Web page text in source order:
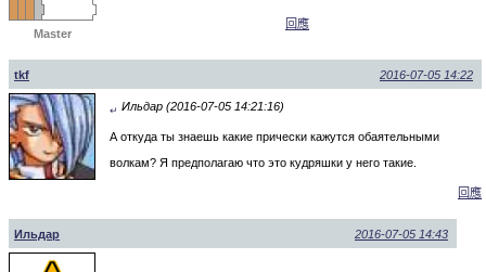
Master
回應
tkf 2016-07-05 14:22
↵ Ильдар (2016-07-05 14:21:16)
А откуда ты знаешь какие прически кажутся обаятельными
волкам? Я предполагаю что это кудряшки у него такие.
回應
Ильдар 2016-07-05 14:43